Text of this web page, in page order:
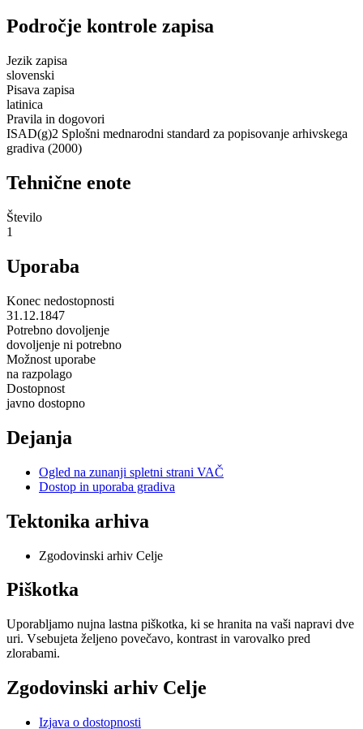
Področje kontrole zapisa
Jezik zapisa
slovenski
Pisava zapisa
latinica
Pravila in dogovori
ISAD(g)2 Splošni mednarodni standard za popisovanje arhivskega
gradiva (2000)
Tehnične enote
Število
1
Uporaba
Konec nedostopnosti
31.12.1847
Potrebno dovoljenje
dovoljenje ni potrebno
Možnost uporabe
na razpolago
Dostopnost
javno dostopno
Dejanja
Ogled na zunanji spletni strani VAČ
Dostop in uporaba gradiva
Tektonika arhiva
Zgodovinski arhiv Celje
Piškotka
Uporabljamo nujna lastna piškotka, ki se hranita na vaši napravi dve
uri. Vsebujeta željeno povečavo, kontrast in varovalko pred
zlorabami.
Zgodovinski arhiv Celje
Izjava o dostopnosti